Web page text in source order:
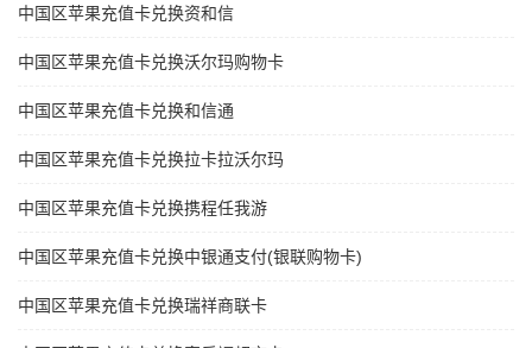
中国区苹果充值卡兑换资和信
中国区苹果充值卡兑换沃尔玛购物卡
中国区苹果充值卡兑换和信通
中国区苹果充值卡兑换拉卡拉沃尔玛
中国区苹果充值卡兑换携程任我游
中国区苹果充值卡兑换中银通支付(银联购物卡)
中国区苹果充值卡兑换瑞祥商联卡